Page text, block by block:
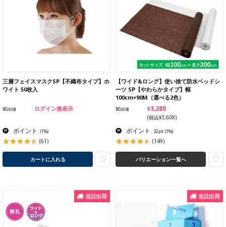
三層フェイスマスクSP【不織布タイプ】ホ
ワイト 50枚入
BG卸価 ログイン後表示
ポイント :(1%)
(61)
カートに入れる
【ワイド&ロング】使い捨て防水ベッドシ
ーツ SP【やわらかタイプ】幅
100cm×90M（選べる2色）
BG卸価 ¥3,280
(税込¥3,608)
ポイント : 32pt (1%)
(149)
バリエーション一覧へ